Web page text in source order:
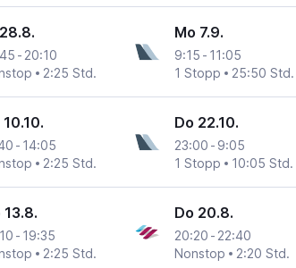
- 20:10
2:25 Std.
Mo 7.9.
9:15 - 11:05
1 Stopp
25:50 Std.
- 14:05
2:25 Std.
Do 22.10.
23:00 - 9:05
1 Stopp
10:05 Std.
13.8.
- 19:35
2:25 Std.
Do 20.8.
20:20 - 22:40
Nonstop
2:20 Std.